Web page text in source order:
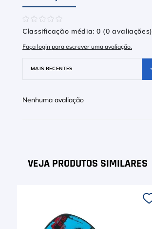
☆☆☆☆☆
Classificação média: 0 (0 avaliações)
Faça login para escrever uma avaliação.
MAIS RECENTES
Nenhuma avaliação